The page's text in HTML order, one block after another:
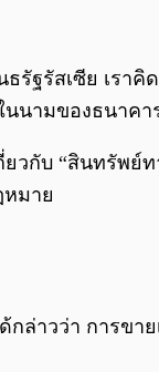
ฐรัสเซีย เรา
นามของธนาค
ยวกับ “สินทรัพย์
มาย
ด้กล่าวว่า กา